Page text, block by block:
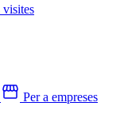
visites
Per a empreses